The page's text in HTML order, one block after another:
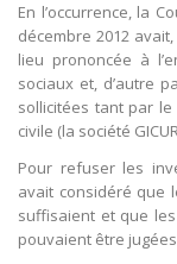
En l’occurrence, la
décembre 2012
lieu prononcée à
sociaux et, d’autre
sollicitées tant par
civile (la société
Pour refuser les
avait considéré que
suffisaient et que
pouvaient être